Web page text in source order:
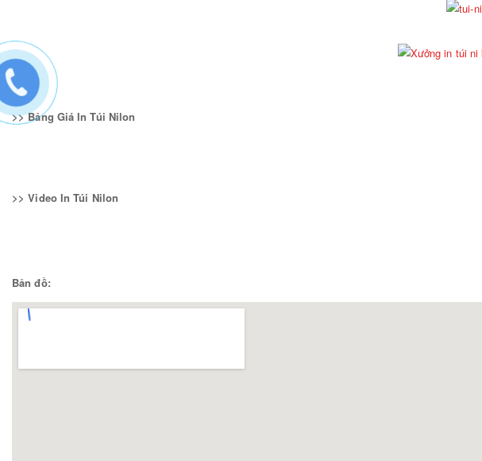
>> Bảng Giá In Túi Nilon
>> Video In Túi Nilon
Bản đồ: